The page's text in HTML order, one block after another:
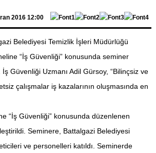
2016 12:00
Belediyesi Temizlik İşleri Müdürlüğü
“İş Güvenliği” konusunda seminer
İş Güvenliği Uzmanı Adil Gürsoy, “Bilinçsiz ve
çalışmalar iş kazalarının oluşmasında en
“İş Güvenliği” konusunda düzenlenen
Seminere, Battalgazi Belediyesi
ve personelleri katıldı. Seminerde